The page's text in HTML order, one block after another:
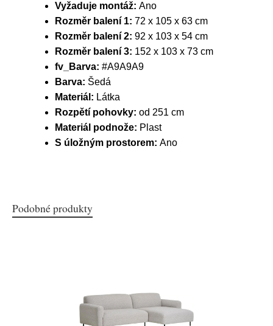
Vyžaduje montáž: Ano
Rozměr balení 1: 72 x 105 x 63 cm
Rozměr balení 2: 92 x 103 x 54 cm
Rozměr balení 3: 152 x 103 x 73 cm
fv_Barva: #A9A9A9
Barva: Šedá
Materiál: Látka
Rozpětí pohovky: od 251 cm
Materiál podnože: Plast
S úložným prostorem: Ano
Podobné produkty